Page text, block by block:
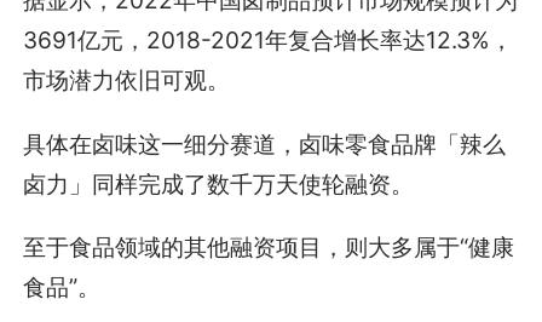
3691亿元，2018-2021年复合增长率达12.3%，
市场潜力依旧可观。
具体在卤味这一细分赛道，卤味零食品牌「辣么
卤力」同样完成了数千万天使轮融资。
至于食品领域的其他融资项目，则大多属于“健康
食品”。